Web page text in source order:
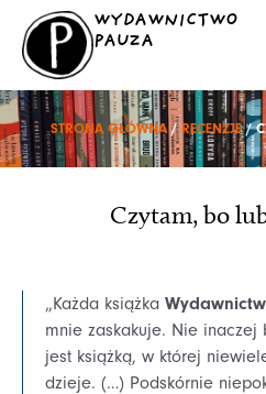
Przejdź
treści
WYDAWNICTWO
PAUZA
STRONA GŁÓWNA/RECENZJE/
Czytam, bo
„Każda książka
mnie zaskakuje. Nie inaczej
jest książką, w której
dzieje. (…) Podskórnie